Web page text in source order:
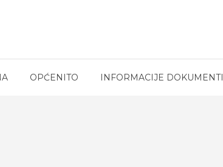
OPĆENITO INFORMACIJE DOKUMENTI